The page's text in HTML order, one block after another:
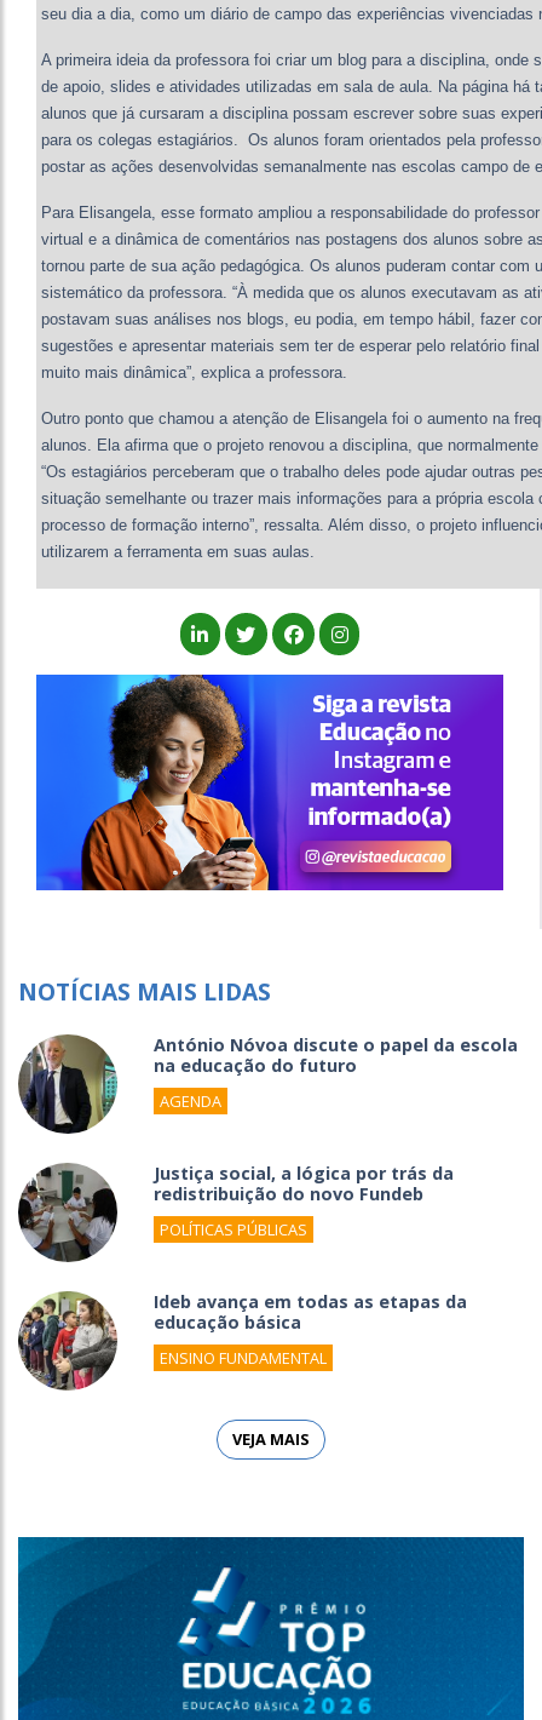
seu dia a dia, como um diário de campo das experiências vivenciadas
A primeira ideia da professora foi criar um blog para a disciplina, onde
de apoio, slides e atividades utilizadas em sala de aula. Na página há
alunos que já cursaram a disciplina possam escrever sobre suas
para os colegas estagiários. Os alunos foram orientados pela
postar as ações desenvolvidas semanalmente nas escolas campo de
Para Elisangela, esse formato ampliou a responsabilidade do
virtual e a dinâmica de comentários nas postagens dos alunos sobre
tornou parte de sua ação pedagógica. Os alunos puderam contar com
sistemático da professora. “À medida que os alunos executavam as
postavam suas análises nos blogs, eu podia, em tempo hábil, fazer
sugestões e apresentar materiais sem ter de esperar pelo relatório
muito mais dinâmica”, explica a professora.
Outro ponto que chamou a atenção de Elisangela foi o aumento na
alunos. Ela afirma que o projeto renovou a disciplina, que
“Os estagiários perceberam que o trabalho deles pode ajudar outras
situação semelhante ou trazer mais informações para a própria escola
processo de formação interno”, ressalta. Além disso, o projeto
utilizarem a ferramenta em suas aulas.
NOTÍCIAS MAIS LIDAS
António Nóvoa discute o papel da escola
na educação do futuro
AGENDA
Justiça social, a lógica por trás da
redistribuição do novo Fundeb
POLÍTICAS PÚBLICAS
Ideb avança em todas as etapas da
educação básica
ENSINO FUNDAMENTAL
VEJA MAIS